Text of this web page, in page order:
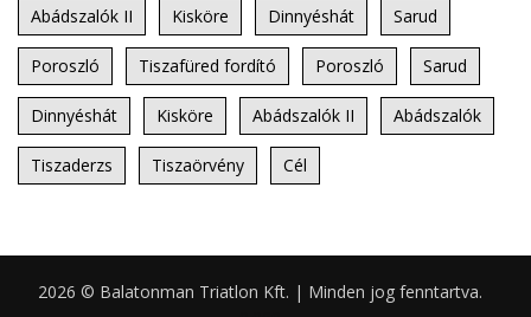
Abádszalók II Kisköre Dinnyéshát Sarud
Poroszló Tiszafüred fordító Poroszló Sarud
Dinnyéshát Kisköre Abádszalók II Abádszalók
Tiszaderzs Tiszaörvény Cél
2026 © Balatonman Triatlon Kft. | Minden jog fenntartva.